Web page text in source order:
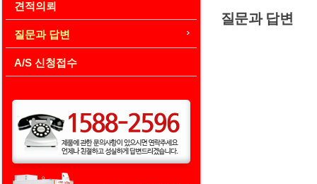
견적의뢰
질문과 답변
A/S 신청접수
질문과 답변